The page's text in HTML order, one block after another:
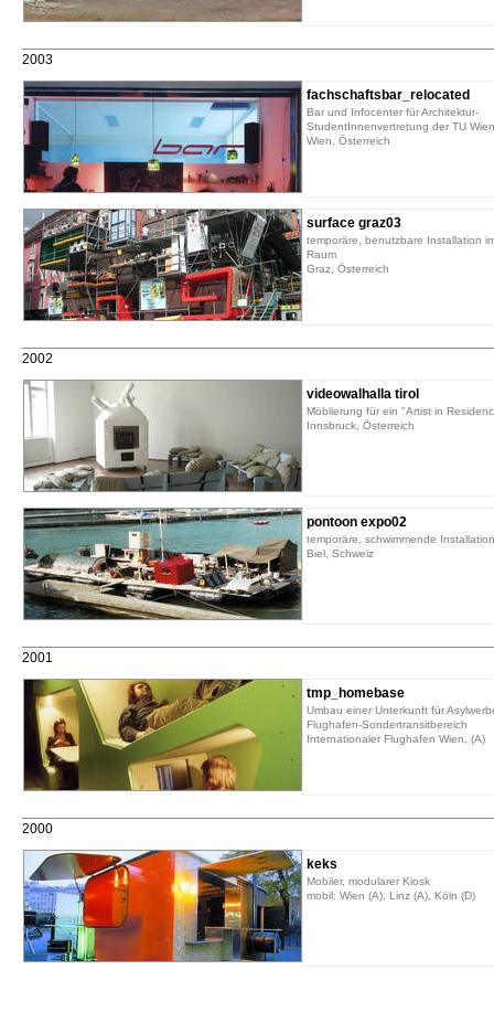
2003
fachschaftsbar_relocated
Bar und Infocenter für Architektur-
StudentInnenvertretung der TU Wien
Wien, Österreich
surface graz03
temporäre, benutzbare Installation
Raum
Graz, Österreich
2002
videowalhalla tirol
Möblierung für ein "Artist in
Innsbruck, Österreich
pontoon expo02
temporäre, schwimmende Installation
Biel, Schweiz
2001
tmp_homebase
Umbau einer Unterkunft für
Flughafen-Sondertransitbereich
Internationaler Flughafen Wien, (A)
2000
keks
Mobiler, modularer Kiosk
mobil: Wien (A), Linz (A), Köln (D)